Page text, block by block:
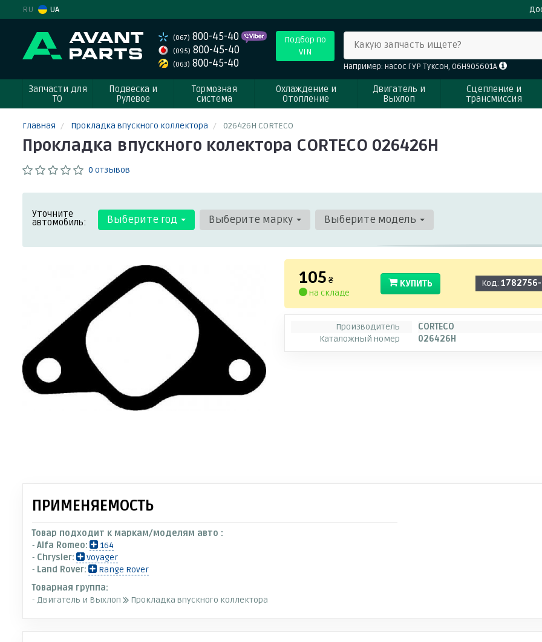
RU UA
(067) 800-45-40
(095) 800-45-40
(063) 800-45-40
Подбор по
VIN
Какую запчасть ищете?
Например: насос ГУР Туксон, 06H905601A
Запчасти для
ТО
Подвеска и
Рулевое
Тормозная
система
Охлаждение и
Отопление
Двигатель и
Выхлоп
Сцепление и
трансмиссия
Главная Прокладка впускного коллектора 026426H CORTECO
Прокладка впускного колектора CORTECO 026426H
0 отзывов
Уточните
автомобиль: Выберите год Выберите марку Выберите модель
105 ₴
на складе
КУПИТЬ Код:
Производитель
CORTECO
Каталожный номер
026426H
ПРИМЕНЯЕМОСТЬ
Товар подходит к маркам/моделям авто :
- Alfa Romeo:
164
- Chrysler:
Voyager
- Land Rover:
Range Rover
Товарная группа:
- Двигатель и Выхлоп
Прокладка впускного коллектора